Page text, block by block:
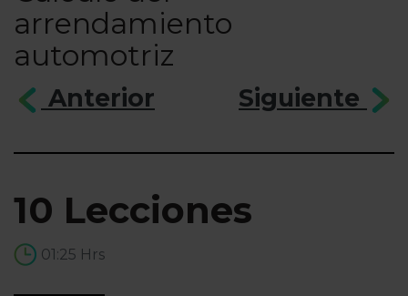
arrendamiento
automotriz
Anterior Siguiente
10 Lecciones
01:25 Hrs